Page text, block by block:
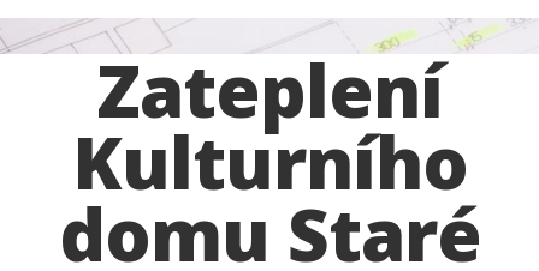
Zateplení
Kulturního
domu Staré